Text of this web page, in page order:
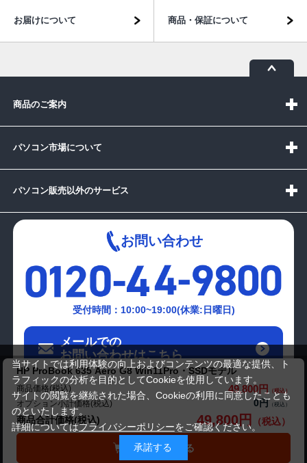
HP ProBook 635 Aero G8 Win11Pro・SSDモデル
商品価格(税込) 49,800円
オプション小計価格(税込)
0円
商品合計価格(税込)
49,800円
カートに入れる
お届けについて 商品・保証について
商品のご案内
パソコン市場について
パソコン販売以外のサービス
お問い合わせ
受付時間：10:00~19:00(休業:日曜日)
メールでの
お問い合わせはこちら
Copyright(c)2024 mediator Co., Ltd. ALL Rights Reserved
当サイトでは利用体験の向上およびコンテンツの最適な提供、ト
ラフィックの分析を目的としてCookieを使用しています。
サイトの閲覧を継続された場合、Cookieの利用に同意したことも
のといたします。
詳細についてはプライバシーポリシーをご確認ください。
承諾する